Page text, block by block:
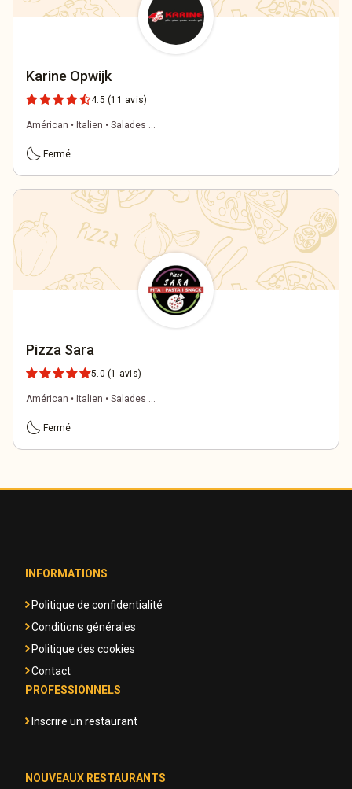
Karine Opwijk
4.5 (11 avis)
Américan • Italien • Salades ...
bedtime Fermé
Pizza Sara
5.0 (1 avis)
Américan • Italien • Salades ...
bedtime Fermé
INFORMATIONS
Politique de confidentialité
Conditions générales
Politique des cookies
Contact
PROFESSIONNELS
Inscrire un restaurant
NOUVEAUX RESTAURANTS